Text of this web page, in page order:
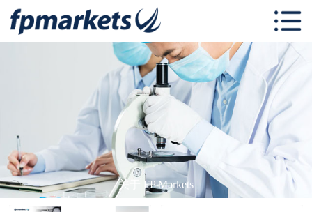
首页
FP Markets 学
习中心
跟单社区 关于 FP Markets